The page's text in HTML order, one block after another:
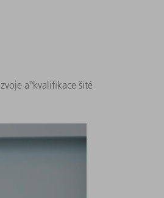
a°kvalifikace šité